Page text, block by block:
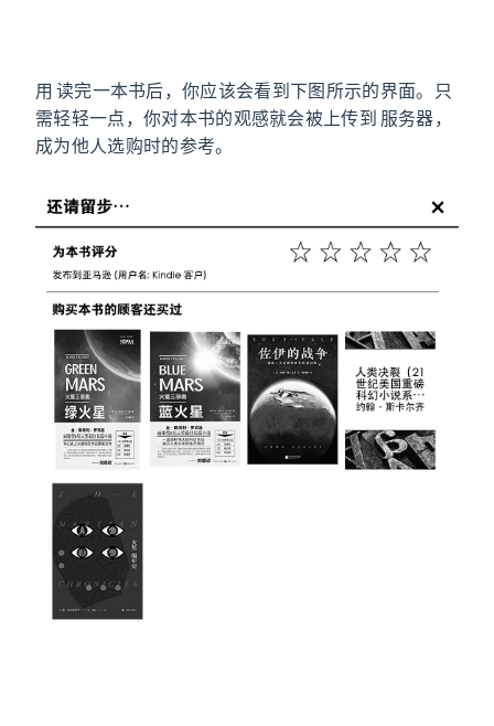
用 Kindle 读完一本书后，你应该会看到下图所示的界面。只
需轻轻一点，你对本书的观感就会被上传到 Amazon 服务器，
成为他人选购时的参考。